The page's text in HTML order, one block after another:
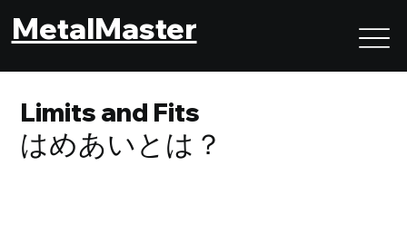
MetalMaster
Limits and Fits
はめあいとは？